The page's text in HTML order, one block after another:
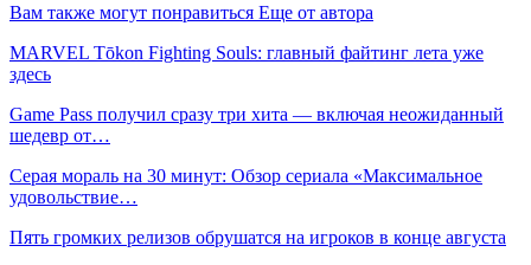
Вам также могут понравиться Еще от автора
MARVEL Tōkon Fighting Souls: главный файтинг лета уже
здесь
Game Pass получил сразу три хита — включая неожиданный
шедевр от…
Серая мораль на 30 минут: Обзор сериала «Максимальное
удовольствие…
Пять громких релизов обрушатся на игроков в конце августа